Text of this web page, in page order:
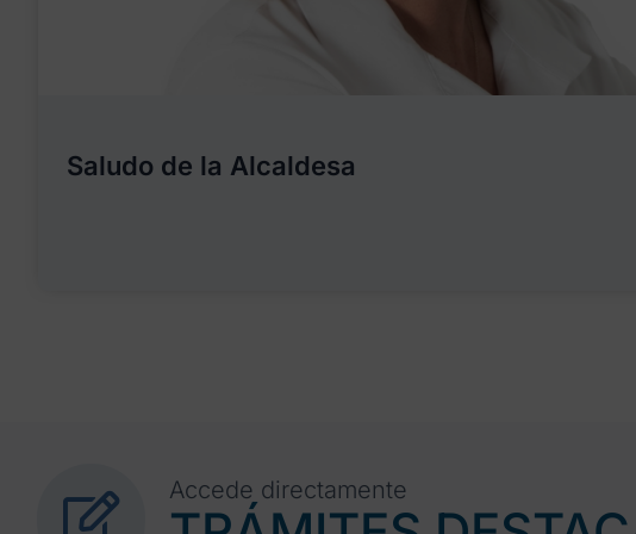
Saludo de la Alcaldesa
Accede directamente